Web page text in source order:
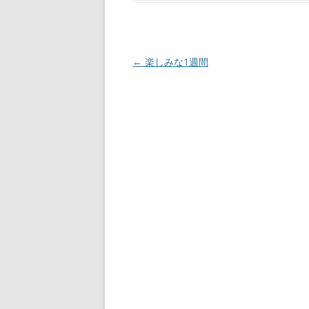
投
← 楽しみな1週間